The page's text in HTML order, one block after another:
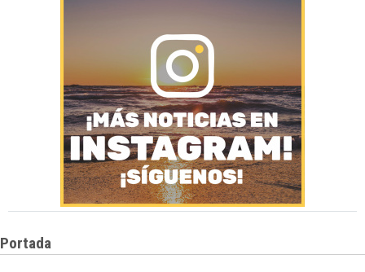
Portada